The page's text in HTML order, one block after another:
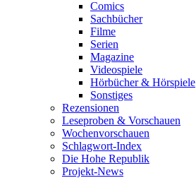
Comics
Sachbücher
Filme
Serien
Magazine
Videospiele
Hörbücher & Hörspiele
Sonstiges
Rezensionen
Leseproben & Vorschauen
Wochenvorschauen
Schlagwort-Index
Die Hohe Republik
Projekt-News